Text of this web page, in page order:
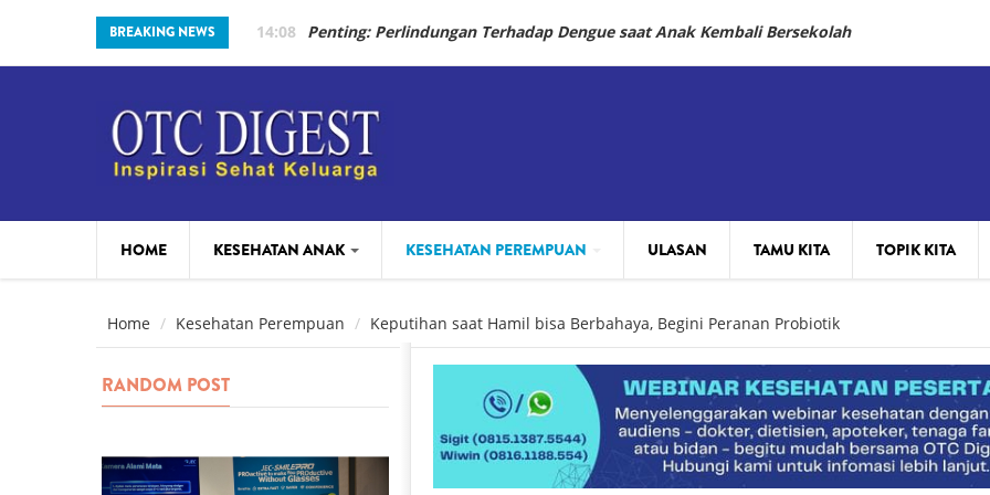
Skip to main content
BREAKING NEWS 14:08 Penting: Perlindungan Terhadap Dengue saat Anak Kembali Bersekolah
HOME KESEHATAN ANAK
PARENTING
KESEHATAN PEREMPUAN
BEAUTY
ULASAN TAMU KITA TOPIK KITA
Home Kesehatan Perempuan Keputihan saat Hamil bisa Berbahaya, Begini Peranan Probiotik
RANDOM POST